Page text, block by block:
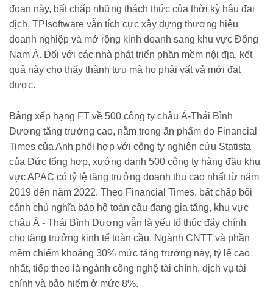
đoạn này, bất chấp những thách thức của thời kỳ hậu đại
dịch, TPIsoftware vẫn tích cực xây dựng thương hiệu
doanh nghiệp và mở rộng kinh doanh sang khu vực Đông
Nam Á. Đối với các nhà phát triển phần mềm nội địa, kết
quả này cho thấy thành tựu mà họ phải vất vả mới đạt
được.
Bảng xếp hạng FT về 500 công ty châu Á-Thái Bình
Dương tăng trưởng cao, nằm trong ấn phẩm do Financial
Times của Anh phối hợp với công ty nghiên cứu Statista
của Đức tổng hợp, xướng danh 500 công ty hàng đầu khu
vực APAC có tỷ lệ tăng trưởng doanh thu cao nhất từ năm
2019 đến năm 2022. Theo Financial Times, bất chấp bối
cảnh chủ nghĩa bảo hộ toàn cầu đang gia tăng, khu vực
châu Á - Thái Bình Dương vẫn là yếu tố thúc đẩy chính
cho tăng trưởng kinh tế toàn cầu. Ngành CNTT và phần
mềm chiếm khoảng 30% mức tăng trưởng này, tỷ lệ cao
nhất, tiếp theo là ngành công nghệ tài chính, dịch vụ tài
chính và bảo hiểm ở mức 8%.